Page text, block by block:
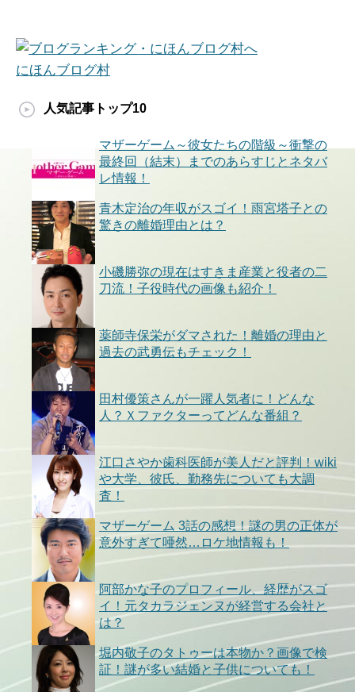
にほんブログ村
人気記事トップ10
マザーゲーム～彼女たちの階級～衝撃の
最終回（結末）までのあらすじとネタバ
レ情報！
青木定治の年収がスゴイ！雨宮塔子との
驚きの離婚理由とは？
小磯勝弥の現在はすきま産業と役者の二
刀流！子役時代の画像も紹介！
薬師寺保栄がダマされた！離婚の理由と
過去の武勇伝もチェック！
田村優策さんが一躍人気者に！どんな
人？Ｘファクターってどんな番組？
江口さやか歯科医師が美人だと評判！wiki
や大学、彼氏、勤務先についても大調
査！
マザーゲーム 3話の感想！謎の男の正体が
意外すぎて唖然…ロケ地情報も！
阿部かな子のプロフィール、経歴がスゴ
イ！元タカラジェンヌが経営する会社と
は？
堀内敬子のタトゥーは本物か？画像で検
証！謎が多い結婚と子供についても！